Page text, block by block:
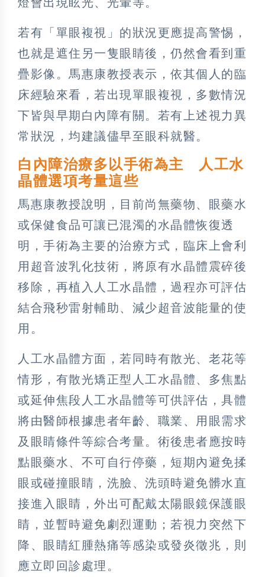
若有「單眼複視」的狀況更應提高警惕，
也就是遮住另一隻眼睛後，仍然會看到重
疊影像。馬惠康教授表示，依其個人的臨
床經驗來看，若出現單眼複視，多數情況
下皆與早期白內障有關。若有上述視力異
常狀況，均建議儘早至眼科就醫。
白內障治療多以手術為主 人工水
晶體選項考量這些
馬惠康教授說明，目前尚無藥物、眼藥水
或保健食品可讓已混濁的水晶體恢復透
明，手術為主要的治療方式，臨床上會利
用超音波乳化技術，將原有水晶體震碎後
移除，再植入人工水晶體，過程亦可評估
結合飛秒雷射輔助、減少超音波能量的使
用。
人工水晶體方面，若同時有散光、老花等
情形，有散光矯正型人工水晶體、多焦點
或延伸焦段人工水晶體等可供評估，具體
將由醫師根據患者年齡、職業、用眼需求
及眼睛條件等綜合考量。術後患者應按時
點眼藥水、不可自行停藥，短期內避免揉
眼或碰撞眼睛，洗臉、洗頭時避免髒水直
接進入眼睛，外出可配戴太陽眼鏡保護眼
睛，並暫時避免劇烈運動；若視力突然下
降、眼睛紅腫熱痛等感染或發炎徵兆，則
應立即回診處理。